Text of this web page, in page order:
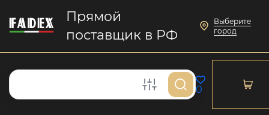
Прямой
поставщик в РФ
Выберите
город
0